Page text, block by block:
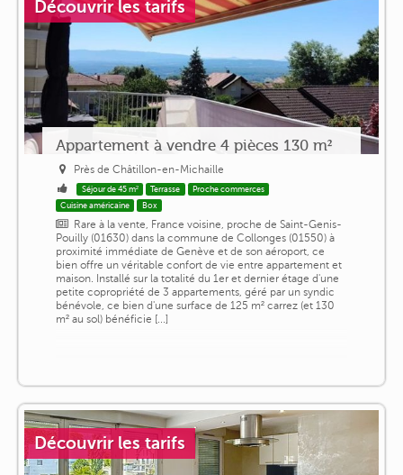
Découvrir les tarifs
Appartement à vendre 4 pièces 130 m²
Près de Châtillon-en-Michaille
Séjour de 45 m² Terrasse
Proche commerces
Cuisine américaine
Box
Rare à la vente, France voisine, proche de Saint-Genis-
Pouilly (01630) dans la commune de Collonges (01550) à
proximité immédiate de Genève et de son aéroport, ce
bien offre un véritable confort de vie entre appartement et
maison. Installé sur la totalité du 1er et dernier étage d'une
petite copropriété de 3 appartements, géré par un syndic
bénévole, ce bien d'une surface de 125 m² carrez (et 130
m² au sol) bénéficie [...]
Découvrir les tarifs